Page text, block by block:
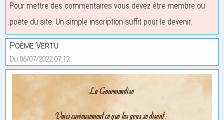
Pour mettre des commentaires vous devez être membre ou
poète du site. Un simple inscription suffit pour le devenir.
Poème Vertu
Du 06/07/2022 07:12